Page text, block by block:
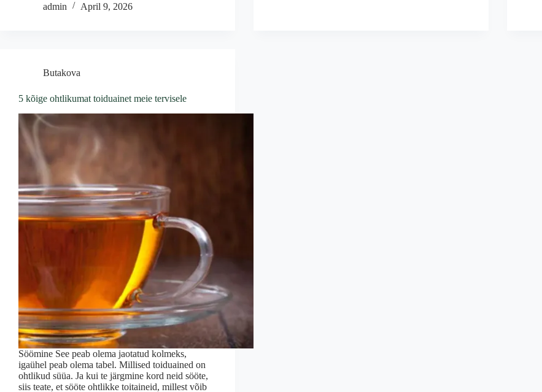
admin April 9, 2026
Butakova
5 kõige ohtlikumat toiduainet meie tervisele
Söömine See peab olema jaotatud kolmeks,
igaühel peab olema tabel. Millised toiduained on
ohtlikud süüa. Ja kui te järgmine kord neid sööte,
siis teate, et sööte ohtlikke toitaineid, millest võib